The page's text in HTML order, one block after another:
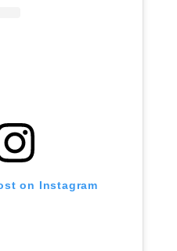
on Instagram